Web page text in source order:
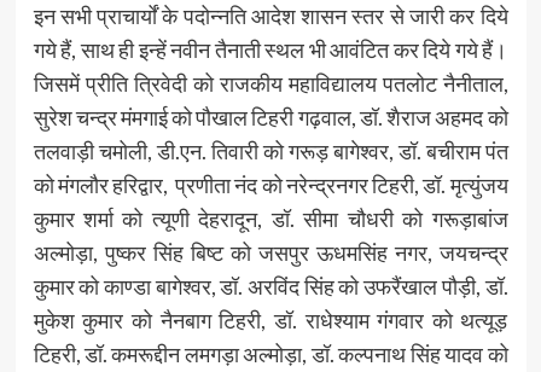
इन सभी प्राचार्यों के पदोन्नति आदेश शासन स्तर से जारी कर दिये
गये हैं, साथ ही इन्हें नवीन तैनाती स्थल भी आवंटित कर दिये गये हैं।
जिसमें प्रीति त्रिवेदी को राजकीय महाविद्यालय पतलोट नैनीताल,
सुरेश चन्द्र मंमगाई को पौखाल टिहरी गढ़वाल, डॉ. शैराज अहमद को
तलवाड़ी चमोली, डी.एन. तिवारी को गरूड़ बागेश्वर, डॉ. बचीराम पंत
को मंगलौर हरिद्वार, प्रणीता नंद को नरेन्द्रनगर टिहरी, डॉ. मृत्युंजय
कुमार शर्मा को त्यूणी देहरादून, डॉ. सीमा चौधरी को गरूड़ाबांज
अल्मोड़ा, पुष्कर सिंह बिष्ट को जसपुर ऊधमसिंह नगर, जयचन्द्र
कुमार को काण्डा बागेश्वर, डॉ. अरविंद सिंह को उफरैंखाल पौड़ी, डॉ.
मुकेश कुमार को नैनबाग टिहरी, डॉ. राधेश्याम गंगवार को थत्यूड़
टिहरी, डॉ. कमरूद्दीन लमगड़ा अल्मोड़ा, डॉ. कल्पनाथ सिंह यादव को